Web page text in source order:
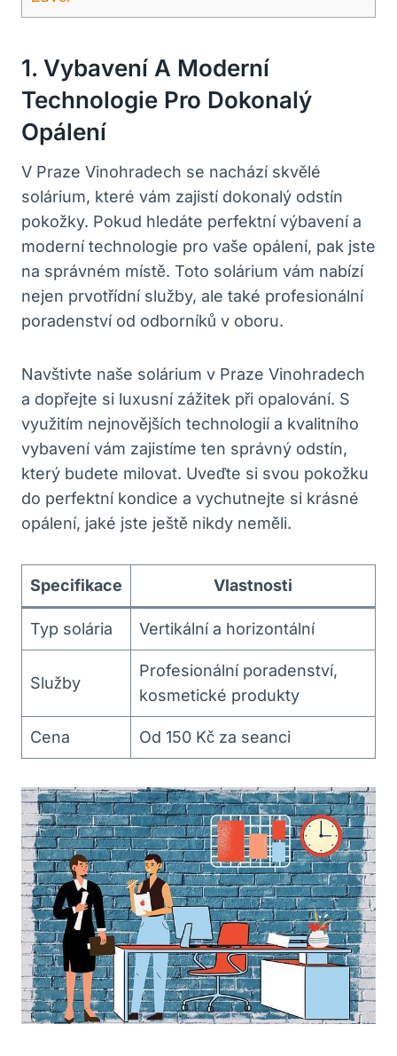
1. Vybavení A Moderní
Technologie Pro‍ Dokonalý
Opálení
V Praze Vinohradech se nachází skvělé⁣
solárium,​ které vám zajistí dokonalý⁤ odstín‍
pokožky.⁣ Pokud hledáte perfektní⁤ výbavení a
moderní technologie pro vaše ⁢opálení, pak‌ jste
na správném místě. Toto ⁣solárium ‍vám nabízí
nejen prvotřídní služby, ale také profesionální
poradenství⁤ od ‍odborníků v oboru.
Navštivte ⁣naše solárium v⁤ Praze Vinohradech‌
a dopřejte si luxusní ​zážitek při​ opalování. ⁤S‌
využitím⁣ nejnovějších technologií a kvalitního
⁢vybavení vám zajistíme ten správný odstín,
který budete milovat. Uveďte si svou pokožku ​
do​ perfektní kondice a vychutnejte si krásné⁤
opálení, jaké jste ještě‌ nikdy ‍neměli.
Specifikace Vlastnosti
Typ solária Vertikální a horizontální
Služby
Profesionální‍ poradenství,
⁤kosmetické produkty
Cena Od 150 Kč ‌za⁤ seanci